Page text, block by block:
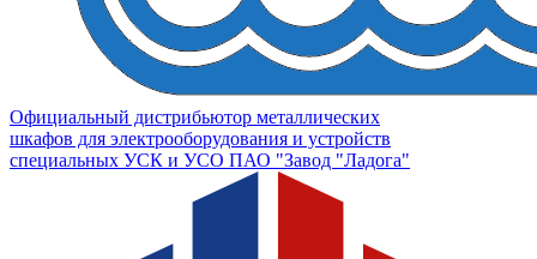
Официальный дистрибьютор металлических
шкафов для электрооборудования и устройств
специальных УСК и УСО ПАО "Завод "Ладога"